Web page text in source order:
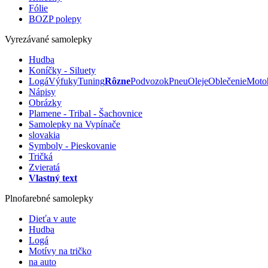
Fólie
BOZP polepy
Vyrezávané samolepky
Hudba
Koníčky - Siluety
LogáVýfukyTuningRôznePodvozokPneuOlejeOblečenieMoto
Nápisy
Obrázky
Plamene - Tribal - Šachovnice
Samolepky na Vypínače
slovakia
Symboly - Pieskovanie
Tričká
Zvieratá
Vlastný text
Plnofarebné samolepky
Dieťa v aute
Hudba
Logá
Motívy na tričko
na auto